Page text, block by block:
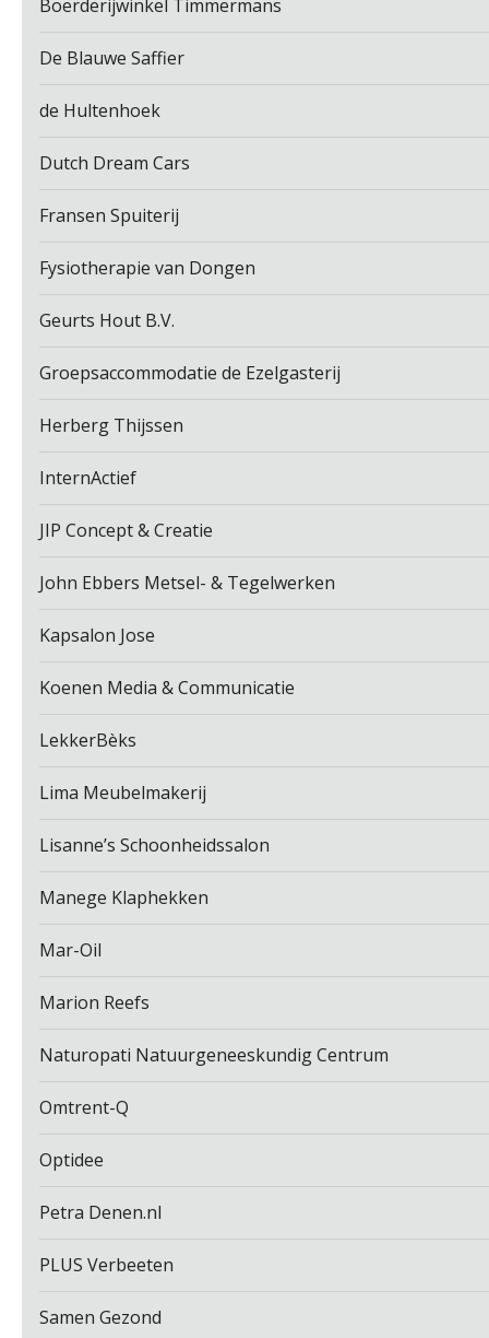
Boerderijwinkel Timmermans
De Blauwe Saffier
de Hultenhoek
Dutch Dream Cars
Fransen Spuiterij
Fysiotherapie van Dongen
Geurts Hout B.V.
Groepsaccommodatie de Ezelgasterij
Herberg Thijssen
InternActief
JIP Concept & Creatie
John Ebbers Metsel- & Tegelwerken
Kapsalon Jose
Koenen Media & Communicatie
LekkerBèks
Lima Meubelmakerij
Lisanne’s Schoonheidssalon
Manege Klaphekken
Mar-Oil
Marion Reefs
Naturopati Natuurgeneeskundig Centrum
Omtrent-Q
Optidee
Petra Denen.nl
PLUS Verbeeten
Samen Gezond